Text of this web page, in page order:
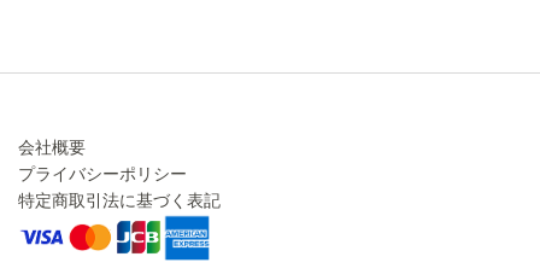
会社概要
プライバシーポリシー
特定商取引法に基づく表記